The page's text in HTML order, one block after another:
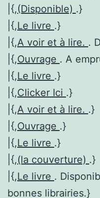
|{,(Disponible) .}
|{,Le livre .}
|{,A voir et à lire. .
|{,Ouvrage . A
|{,Le livre .}
|{,Clicker Ici .}
|{,A voir et à lire. .}
|{,Ouvrage .}
|{,Le livre .}
|{,(la couverture) .}
|{,Le livre .
bonnes librairies.}